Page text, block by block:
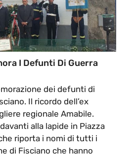
I Defunti Di Guerra
dei defunti di
Il ricordo dell’ex
regionale Amabile.
alla lapide in Piazza
riporta i nomi di tutti i
di Fisciano che hanno